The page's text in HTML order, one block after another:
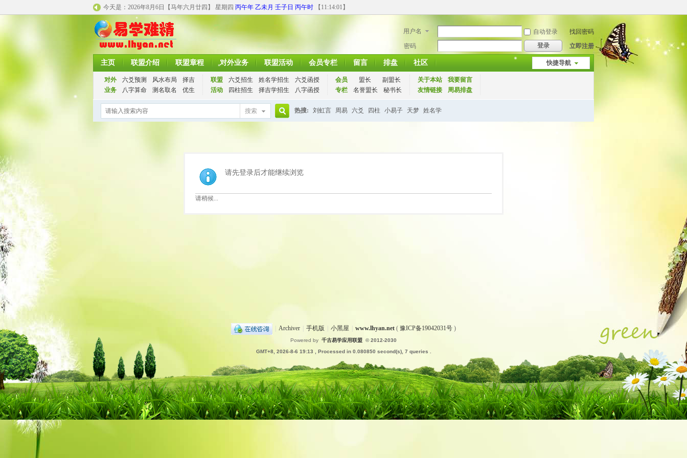
今天是： 2026年8月6日【马年六月廿四】 星期四 丙午年 乙未月 壬子日 丙午时 【 11:14:01 】
用户名 自动登录
找回密码
密码
登录 立即注册
快捷导航
主页 联盟介绍 联盟章程 对外业务 联盟活动 会员专栏 留言 排盘 社区
对外 六爻预测 风水布局
择吉
业务
八字算命 测名取名 优生
联盟 六爻招生 姓名学招生
六爻函授
活动
四柱招生 择吉学招生 八字函授
会员 盟长
副盟长
专栏
名誉盟长 秘书长
关于本站
我要留言
友情链接
周易排盘
搜索
索
热搜: 刘虹言 周易 六爻 四柱 小易子 天梦 姓名学
请先登录后才能继续浏览
请稍候...
Archiver 手机版 小黑屋 www.lhyan.net ( 豫ICP备19042031号 )
Powered by 千古易学应用联盟 © 2012-2030
GMT+8, 2026-8-6 19:13 , Processed in 0.080850 second(s), 7 queries .